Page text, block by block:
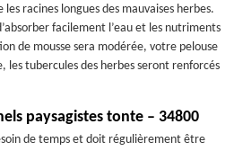
racines longues des mauvaises herbes.
facilement l’eau et les nutriments
de mousse sera modérée, votre pelouse
les tubercules des herbes seront renforcés
paysagistes tonte – 34800
de temps et doit régulièrement être